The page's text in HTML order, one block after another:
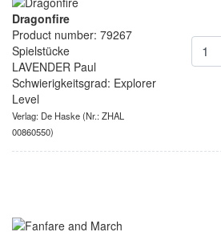
Dragonfire
Product number: 79267
Spielstücke
LAVENDER Paul
Schwierigkeitsgrad: Explorer
Level
Verlag: De Haske(Nr.: ZHAL
00860550)